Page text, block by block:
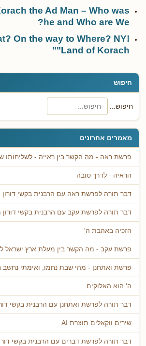
חיפוש
חיפוש...
מאמרים אחרונים
פרשת ראה - מה הקשר בין ראייה - לשליחותו
הראיה - לדרך טובה
דבר תורה לפרשת ראה עם הרבנית בקשי דורון
דבר תורה לפרשת עקב עם הרבנית בקשי דורון
הזכיה באהבת ה'
פרשת עקב - מה הקשר בין מעלת ארץ ישראל
פרשת ואתחנן - מהי שבת נחמו, ואימתי נחשב
ה' הוא האלוקים
דבר תורה לפרשת ואתחנן עם הרבנית בקשי
שירים ווקאלים תוצרת AI
דבר תורה לפרשת דברים עם הרבנית בקשי
the Ad Man – Who was
he and Who are We?
On the way to Where? NY!
"Land of Korach"